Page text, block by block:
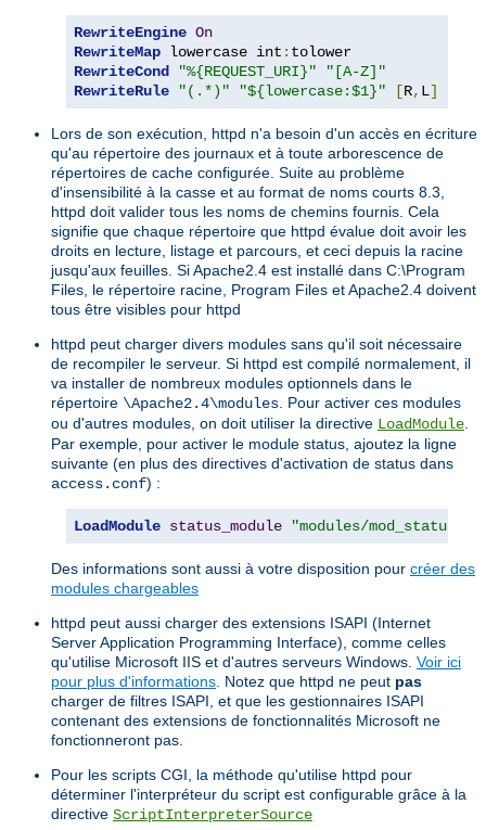
RewriteEngine On
RewriteMap lowercase int :
RewriteCond
"%{REQUEST_URI}"
"[A-Z]"
RewriteRule
"(.*)" "${lowercase:$1}" [R, L]
Lors de son exécution, httpd n'a besoin d'un accès en écriture
qu'au répertoire des journaux et à toute arborescence de
répertoires de cache configurée. Suite au problème
d'insensibilité à la casse et au format de noms courts 8.3,
httpd doit valider tous les noms de chemins fournis. Cela
signifie que chaque répertoire que httpd évalue doit avoir les
droits en lecture, listage et parcours, et ceci depuis la racine
jusqu'aux feuilles. Si Apache2.4 est installé dans C:\Program
Files, le répertoire racine, Program Files et Apache2.4 doivent
tous être visibles pour httpd
httpd peut charger divers modules sans qu'il soit nécessaire
de recompiler le serveur. Si httpd est compilé normalement, il
va installer de nombreux modules optionnels dans le
répertoire \Apache2.4\modules . Pour activer ces modules
ou d'autres modules, on doit utiliser la directive LoadModule
Par exemple, pour activer le module status, ajoutez la ligne
suivante (en plus des directives d'activation de status dans
access.conf) :
LoadModule status_module "modules/
Des informations sont aussi à votre disposition pour créer des
modules chargeables
httpd peut aussi charger des extensions ISAPI (Internet
Server Application Programming Interface), comme celles
qu'utilise Microsoft IIS et d'autres serveurs Windows. Voir ici
pour plus d'informations . Notez que httpd ne peut pas
charger de filtres ISAPI, et que les gestionnaires ISAPI
contenant des extensions de fonctionnalités Microsoft ne
fonctionneront pas.
Pour les scripts CGI, la méthode qu'utilise httpd pour
déterminer l'interpréteur du script est configurable grâce à la
directive ScriptInterpreterSource